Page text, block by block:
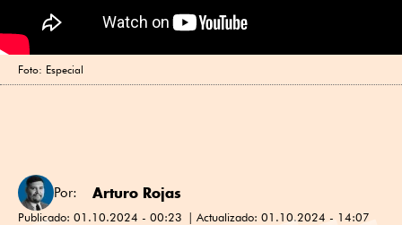
Foto: Especial
Por: Arturo Rojas
Publicado: 01.10.2024 - 00:23 Actualizado: 01.10.2024 - 14:07